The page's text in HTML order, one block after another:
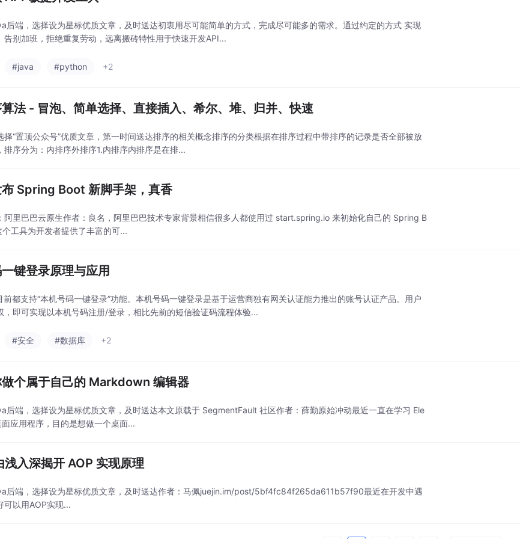
后端，选择设为星标优质文章，及时送达初衷用尽可能简单的方式，完成尽可能多的需求。通过约定的方式 实现
告别加班，拒绝重复劳动，远离搬砖特性用于快速开发API...
#java #python +2
法 - 冒泡、简单选择、直接插入、希尔、堆、归并、快速
择“置顶公众号”优质文章，第一时间送达排序的相关概念排序的分类根据在排序过程中带排序的记录是否全部被放
排序分为：内排序外排序1.内排序内排序是在排...
布 Spring Boot 新脚手架，真香
阿里巴巴云原生作者：良名，阿里巴巴技术专家背景相信很多人都使用过 start.spring.io 来初始化自己的 Spring B
工具为开发者提供了丰富的可...
键登录原理与应用
前都支持“本机号码一键登录”功能。本机号码一键登录是基于运营商独有网关认证能力推出的账号认证产品。用户
，即可实现以本机号码注册/登录，相比先前的短信验证码流程体验...
#安全 #数据库 +2
个属于自己的 Markdown 编辑器
后端，选择设为星标优质文章，及时送达本文原载于 SegmentFault 社区作者：薛勤原始冲动最近一直在学习 Ele
应用程序，目的是想做一个桌面...
入深揭开 AOP 实现原理
后端，选择设为星标优质文章，及时送达作者：马佩juejin.im/post/5bf4fc84f265da611b57f90最近在开发中遇
可以用AOP实现...